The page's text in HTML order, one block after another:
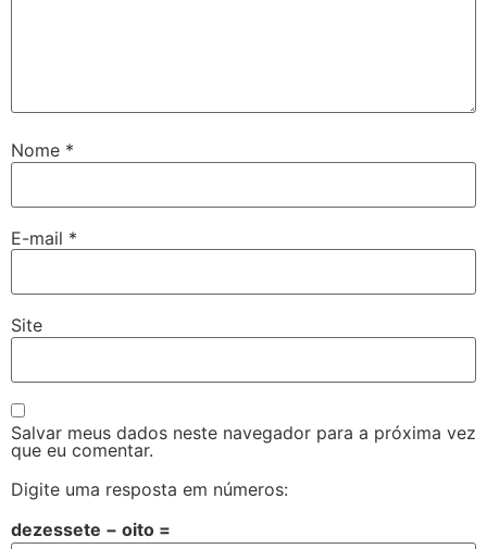
Nome *
E-mail *
Site
Salvar meus dados neste navegador para a próxima vez
que eu comentar.
Digite uma resposta em números:
dezessete − oito =